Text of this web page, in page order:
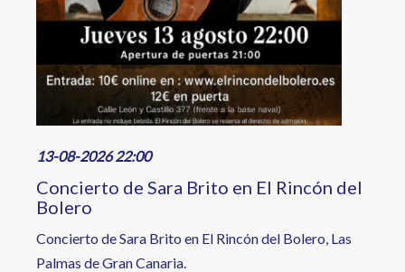
13-08-2026 22:00
Concierto de Sara Brito en El Rincón del
Bolero
Concierto de Sara Brito en El Rincón del Bolero, Las
Palmas de Gran Canaria.